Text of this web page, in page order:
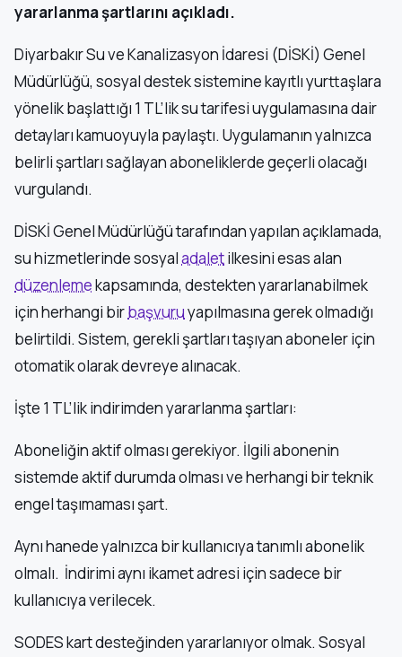
yararlanma şartlarını açıkladı.
Diyarbakır Su ve Kanalizasyon İdaresi (DİSKİ) Genel
Müdürlüğü, sosyal destek sistemine kayıtlı yurttaşlara
yönelik başlattığı 1 TL’lik su tarifesi uygulamasına dair
detayları kamuoyuyla paylaştı. Uygulamanın yalnızca
belirli şartları sağlayan aboneliklerde geçerli olacağı
vurgulandı.
DİSKİ Genel Müdürlüğü tarafından yapılan açıklamada,
su hizmetlerinde sosyaladaletilkesini esas alan
düzenlemekapsamında, destekten yararlanabilmek
için herhangi birbaşvuruyapılmasına gerek olmadığı
belirtildi. Sistem, gerekli şartları taşıyan aboneler için
otomatik olarak devreye alınacak.
İşte 1 TL’lik indirimden yararlanma şartları:
Aboneliğin aktif olması gerekiyor. İlgili abonenin
sistemde aktif durumda olması ve herhangi bir teknik
engel taşımaması şart.
Aynı hanede yalnızca bir kullanıcıya tanımlı abonelik
olmalı. İndirimi aynı ikamet adresi için sadece bir
kullanıcıya verilecek.
SODES kart desteğinden yararlanıyor olmak. Sosyal